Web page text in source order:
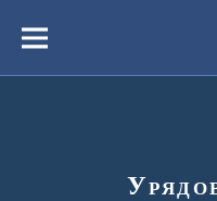
вмістуМеню